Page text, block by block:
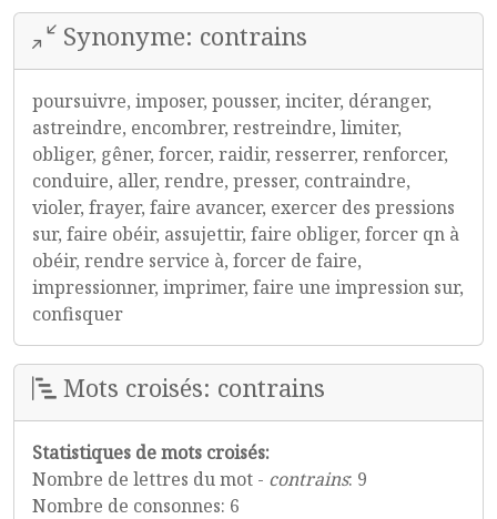
Synonyme: contrains
poursuivre, imposer, pousser, inciter, déranger,
astreindre, encombrer, restreindre, limiter,
obliger, gêner, forcer, raidir, resserrer, renforcer,
conduire, aller, rendre, presser, contraindre,
violer, frayer, faire avancer, exercer des pressions
sur, faire obéir, assujettir, faire obliger, forcer qn à
obéir, rendre service à, forcer de faire,
impressionner, imprimer, faire une impression sur,
confisquer
Mots croisés: contrains
Statistiques de mots croisés:
Nombre de lettres du mot - contrains: 9
Nombre de consonnes: 6